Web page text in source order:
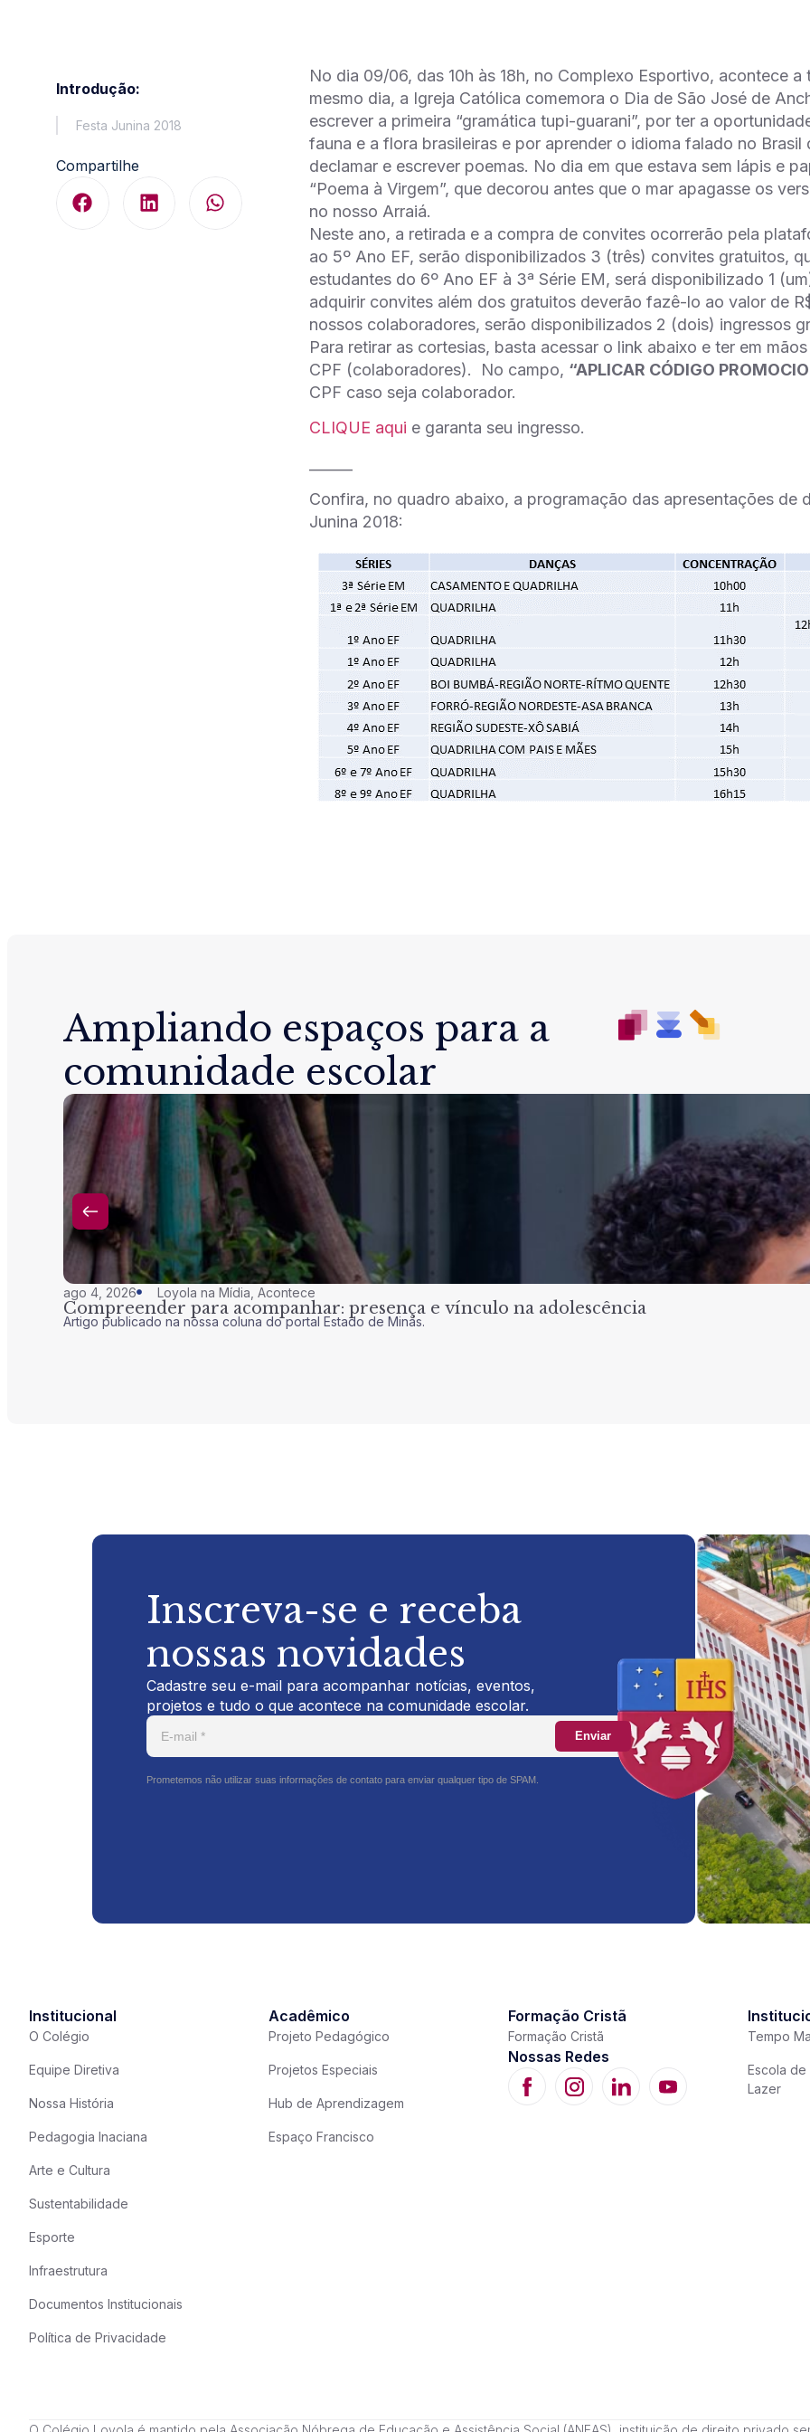
Introdução:
Festa Junina 2018
Compartilhe
No dia 09/06, das 10h às 18h, no Complexo Esportivo, acontece
mesmo dia, a Igreja Católica comemora o Dia de São José de
escrever a primeira “gramática tupi-guarani”, por ter a
fauna e a flora brasileiras e por aprender o idioma falado no
declamar e escrever poemas. No dia em que estava sem lápis e
“Poema à Virgem”, que decorou antes que o mar apagasse os
no nosso Arraiá.
Neste ano, a retirada e a compra de convites ocorrerão pela
ao 5º Ano EF, serão disponibilizados 3 (três) convites gratuitos,
estudantes do 6º Ano EF à 3ª Série EM, será disponibilizado 1
adquirir convites além dos gratuitos deverão fazê-lo ao valor de
nossos colaboradores, serão disponibilizados 2 (dois) ingressos
Para retirar as cortesias, basta acessar o link abaixo e ter em
CPF (colaboradores). No campo, “APLICAR CÓDIGO
CPF caso seja colaborador.
CLIQUE aqui e garanta seu ingresso.
Confira, no quadro abaixo, a programação das apresentações de
Junina 2018:
Ampliando espaços para a
comunidade escolar
ago 4, 2026 Loyola na Mídia Acontece
Compreender para acompanhar: presença e vínculo na adolescência
Artigo publicado na nossa coluna do portal Estado de Minas.
Inscreva-se e receba
nossas novidades
Cadastre seu e-mail para acompanhar notícias, eventos,
projetos e tudo o que acontece na comunidade escolar.
Enviar
Prometemos não utilizar suas informações de contato para enviar qualquer tipo de SPAM.
Institucional
O Colégio
Equipe Diretiva
Nossa História
Pedagogia Inaciana
Arte e Cultura
Sustentabilidade
Esporte
Infraestrutura
Documentos Institucionais
Política de Privacidade
Acadêmico
Projeto Pedagógico
Projetos Especiais
Hub de Aprendizagem
Espaço Francisco
Formação Cristã
Formação Cristã
Nossas Redes
Tempo
Escola de
Lazer